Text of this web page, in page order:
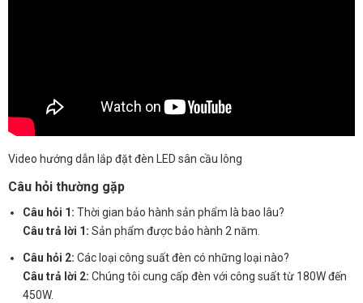
Video hướng dẫn lắp đặt đèn LED sân cầu lông
Câu hỏi thường gặp
Câu hỏi 1: Thời gian bảo hành sản phẩm là bao lâu?
Câu trả lời 1: Sản phẩm được bảo hành 2 năm.
Câu hỏi 2: Các loại công suất đèn có những loại nào?
Câu trả lời 2: Chúng tôi cung cấp đèn với công suất từ 180W đến
450W.